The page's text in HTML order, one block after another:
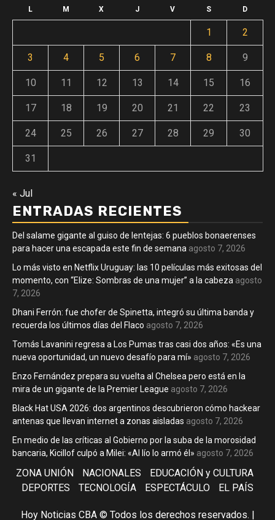
L M X J V S D
1 2
3 4 5 6 7 8 9
10 11 12 13 14 15 16
17 18 19 20 21 22 23
24 25 26 27 28 29 30
31
« Jul
ENTRADAS RECIENTES
Del salame gigante al guiso de lentejas: 6 pueblos bonaerenses
para hacer una escapada este fin de semana agosto 7, 2026
Lo más visto en Netflix Uruguay: las 10 películas más exitosas del
momento, con “Elize: Sombras de una mujer” a la cabeza agosto
7, 2026
Dhani Ferrón: fue chofer de Spinetta, integró su última banda y
recuerda los últimos días del Flaco agosto 7, 2026
Tomás Lavanini regresa a Los Pumas tras casi dos años: «Es una
nueva oportunidad, un nuevo desafío para mí» agosto 7, 2026
Enzo Fernández prepara su vuelta al Chelsea pero está en la
mira de un gigante de la Premier League agosto 7, 2026
Black Hat USA 2026: dos argentinos descubrieron cómo hackear
antenas que llevan internet a zonas aisladas agosto 7, 2026
En medio de las críticas al Gobierno por la suba de la morosidad
bancaria, Kicillof culpó a Milei: «Al lío lo armó él» agosto 7, 2026
ZONA UNIÓN NACIONALES
EDUCACIÓN y CULTURA
DEPORTES
TECNOLOGÍA ESPECTÁCULO EL PAÍS
Hoy Noticias CBA © Todos los derechos reservados.